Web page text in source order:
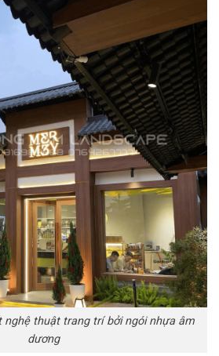
nghệ thuật trang trí bởi ngói nhựa âm
dương